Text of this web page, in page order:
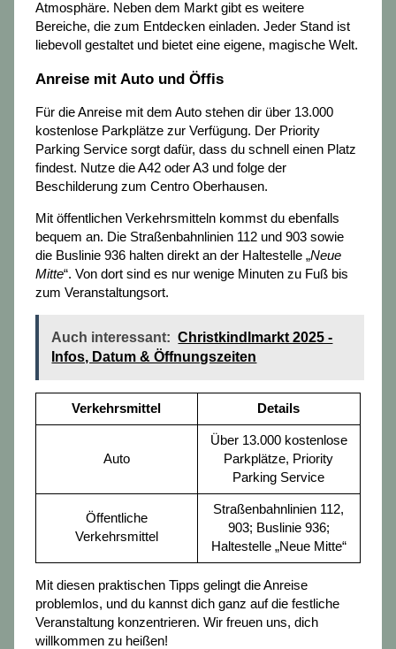
Atmosphäre. Neben dem Markt gibt es weitere
Bereiche, die zum Entdecken einladen. Jeder Stand ist
liebevoll gestaltet und bietet eine eigene, magische Welt.
Anreise mit Auto und Öffis
Für die Anreise mit dem Auto stehen dir über 13.000
kostenlose Parkplätze zur Verfügung. Der Priority
Parking Service sorgt dafür, dass du schnell einen Platz
findest. Nutze die A42 oder A3 und folge der
Beschilderung zum Centro Oberhausen.
Mit öffentlichen Verkehrsmitteln kommst du ebenfalls
bequem an. Die Straßenbahnlinien 112 und 903 sowie
die Buslinie 936 halten direkt an der Haltestelle „Neue
Mitte“. Von dort sind es nur wenige Minuten zu Fuß bis
zum Veranstaltungsort.
Auch interessant: Christkindlmarkt 2025 -
Infos, Datum & Öffnungszeiten
Verkehrsmittel Details
Auto
Über 13.000 kostenlose
Parkplätze, Priority
Parking Service
Öffentliche
Verkehrsmittel
Straßenbahnlinien 112,
903; Buslinie 936;
Haltestelle „Neue Mitte“
Mit diesen praktischen Tipps gelingt die Anreise
problemlos, und du kannst dich ganz auf die festliche
Veranstaltung konzentrieren. Wir freuen uns, dich
willkommen zu heißen!